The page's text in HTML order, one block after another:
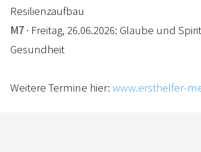
Resilienzaufbau
M7 · Freitag, 26.06.2026: Glaube und
Gesundheit
Weitere Termine hier:www.ersthelfer-